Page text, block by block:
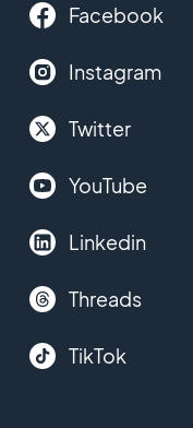
Facebook
Instagram
Twitter
YouTube
Linkedin
Threads
TikTok